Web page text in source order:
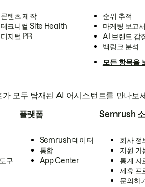
콘텐츠 제작
테크니컬 Site Health
디지털 PR
순위 추적
마케팅 보고
AI 브랜드 감
백링크 분석
모든 항목을
모두 탑재된 AI 어시스턴트를 만나보
구
플랫폼
Semrush 데이터
통합
App Center
Semrush
회사 정
지원 가
통계 자
제휴 프
문의하